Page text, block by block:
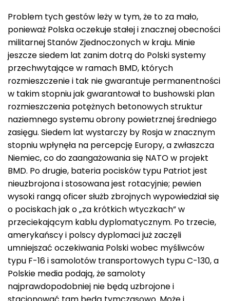
Problem tych gestów leży w tym, że to za mało,
ponieważ Polska oczekuje stałej i znacznej obecności
militarnej Stanów Zjednoczonych w kraju. Minie
jeszcze siedem lat zanim dotrą do Polski systemy
przechwytające w ramach BMD, których
rozmieszczenie i tak nie gwarantuje permanentności
w takim stopniu jak gwarantował to bushowski plan
rozmieszczenia potężnych betonowych struktur
naziemnego systemu obrony powietrznej średniego
zasięgu. Siedem lat wystarczy by Rosja w znacznym
stopniu wpłynęła na percepcję Europy, a zwłaszcza
Niemiec, co do zaangażowania się NATO w projekt
BMD. Po drugie, bateria pocisków typu Patriot jest
nieuzbrojona i stosowana jest rotacyjnie; pewien
wysoki rangą oficer służb zbrojnych wypowiedział się
o pociskach jak o „za krótkich wtyczkach” w
przeciekającym kablu dyplomatycznym. Po trzecie,
amerykańscy i polscy dyplomaci już zaczęli
umniejszać oczekiwania Polski wobec myśliwców
typu F-16 i samolotów transportowych typu C-130, a
Polskie media podają, że samoloty
najprawdopodobniej nie będą uzbrojone i